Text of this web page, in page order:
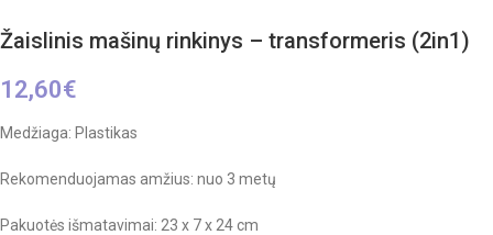
Žaislinis mašinų rinkinys – transformeris (2in1)
12,60€
Medžiaga: Plastikas
Rekomenduojamas amžius: nuo 3 metų
Pakuotės išmatavimai: 23 x 7 x 24 cm